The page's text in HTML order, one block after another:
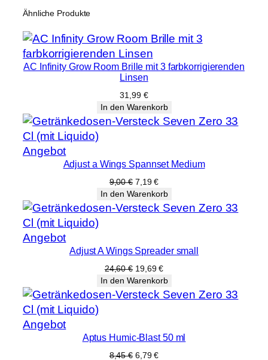
Ähnliche Produkte
AC Infinity Grow Room Brille mit 3 farbkorrigierenden
Linsen
31,99 €
In den Warenkorb
AngebotProdukt
im
Adjust a Wings Spannset Medium
9,00€ Ursprünglicher
Preis
war:
9,00 €
7,19€Aktueller
Preis
ist:
7,19 €.
In den Warenkorb
AngebotProdukt
im
Angebot
Adjust A Wings Spreader small
24,60€ Ursprünglicher
Preis
war:
24,60 €
19,69€Aktueller
Preis
ist:
19,69 €.
In den Warenkorb
AngebotProdukt
Aptus Humic-Blast 50 ml
8,45€ Ursprünglicher
6,79€Aktueller